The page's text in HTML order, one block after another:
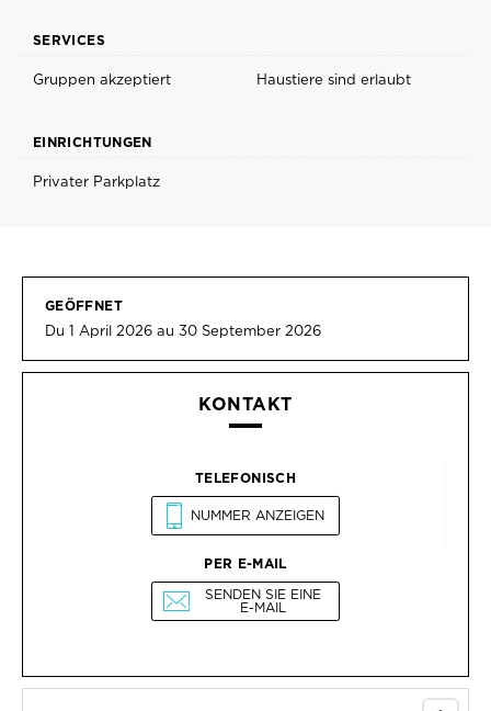
SERVICES
Gruppen akzeptiert Haustiere sind erlaubt
EINRICHTUNGEN
Privater Parkplatz
GEÖFFNET
Du 1 April 2026 au 30 September 2026
KONTAKT
TELEFONISCH
NUMMER ANZEIGEN
PER E-MAIL
SENDEN SIE EINE
E-MAIL